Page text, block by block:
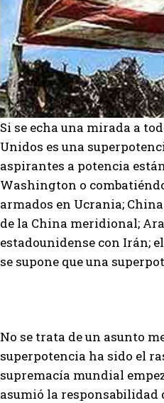
Si se echa una mirada a
Unidos es una
aspirantes a potencia
Washington o
armados en Ucrania;
de la China meridional;
estadounidense con Irán;
se supone que una
No se trata de un asunto
superpotencia ha sido el
supremacía mundial
asumió la